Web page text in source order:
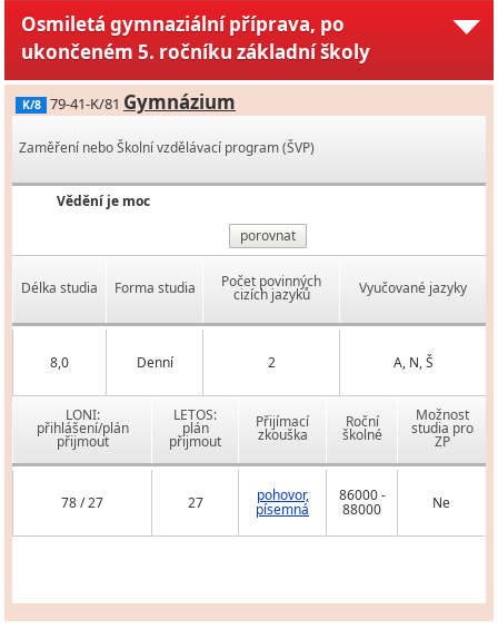
Osmiletá gymnaziální příprava, po
ukončeném 5. ročníku základní školy
K/8 79-41-K/81 Gymnázium
Zaměření nebo Školní vzdělávací program (ŠVP)
Vědění je moc
porovnat
Délka studia Forma studia Počet povinných
cizích jazyků Vyučované jazyky
8,0 Denní 2 A, N, Š
LONI:
přihlášení/plán
přijmout
LETOS:
plán
přijmout
Přijímací
zkouška
Roční
školné
Možnost
studia pro
ZP
78 / 27 27 pohovor,
písemná
86000 -
88000 Ne